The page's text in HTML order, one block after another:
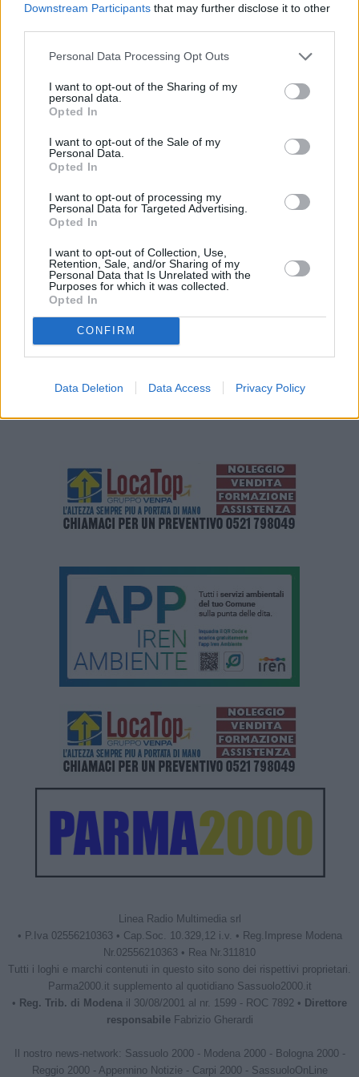
Downstream Participants that may further disclose it to other
Personal Data Processing Opt Outs
I want to opt-out of the Sharing of my
personal data.
Opted In
I want to opt-out of the Sale of my
Personal Data.
Opted In
I want to opt-out of processing my
Personal Data for Targeted Advertising.
Opted In
I want to opt-out of Collection, Use,
Retention, Sale, and/or Sharing of my
Personal Data that Is Unrelated with the
Purposes for which it was collected.
Opted In
CONFIRM
Data Deletion Data Access Privacy Policy
psicosi, autolesionismo e isolamento sociale.
Tutti gli appuntamenti sono ad INGRESSO LIBERO
, senza
prenotazione, fino ad esaurimento posti.
La serata avrà luogo anche in caso di maltempo.
“Musica in Castello” è organizzata da Piccola Orchestra Italiana aps
e dai Comuni che ospitano gli eventi.
Per il programma completo della rassegna www.musicaincastello.it
Linea Radio Multimedia srl
• P.Iva 02556210363 • Cap.Soc. 10.329,12 i.v. • Reg.Imprese Modena
Nr.02556210363 • Rea Nr.311810
Tutti i loghi e marchi contenuti in questo sito sono dei rispettivi proprietari.
Parma2000.it supplemento al quotidiano Sassuolo2000.it
• Reg. Trib. di Modena il 30/08/2001 al nr. 1599 - ROC 7892 • Direttore
responsabileFabrizio Gherardi
Il nostro news-network: Sassuolo 2000- Modena 2000- Bologna 2000-
Reggio 2000- Appennino Notizie - Carpi 2000- SassuoloOnLine